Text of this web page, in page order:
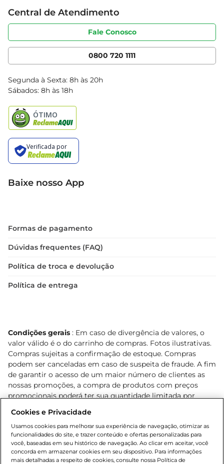
Sobre privacidade
Portal do fornecedor
Cencosud Media
Produtos Bretas
Código de ética
Serviços
Clube Bretas
Blog Bretas
Black Friday
Central de Atendimento
Fale Conosco
0800 720 1111
Segunda à Sexta: 8h às 20h
Sábados: 8h às 18h
Baixe nosso App
Formas de pagamento
Dúvidas frequentes (FAQ)
Política de troca e devolução
Política de entrega
Condições gerais : Em caso de divergência de valores, o
valor válido é o do carrinho de compras. Fotos ilustrativas.
Compras sujeitas a confirmação de estoque. Compras
podem ser canceladas em caso de suspeita de fraude. A fim
de garantir o acesso de um maior número de clientes as
nossas promoções, a compra de produtos com preços
promocionais poderá ter sua quantidade limitada por
o e-commerce e válidos durante o dia de hoje, podendo
sofrer alterações sem prévia notificação. Proibida a venda
de bebidas alcoólicas para menores de 18 anos, conforme
Lei n.º 8069/90, art. 81, inciso II (Estatuto da Criança e do
Adolescente). Preços e condições exclusivos para o
Cookies e Privacidade
Usamos cookies para melhorar sua experiência de navegação, otimizar as
funcionalidades do site, e trazer conteúdo e ofertas personalizadas para
você, baseadas em seu histórico de navegação. Ao clicar em aceitar, você
concorda em armazenar cookies em seu dispositivo. Para informações
mais detalhadas a respeito de cookies, consulte nossa Política de